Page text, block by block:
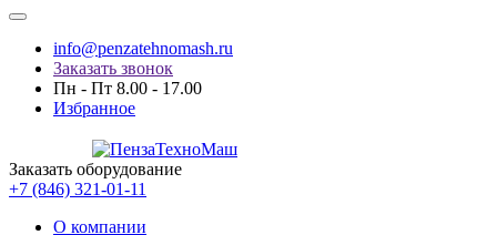
info@penzatehnomash.ru
Заказать звонок
Пн - Пт 8.00 - 17.00
Избранное
Заказать оборудование
+7 (846) 321-01-11
О компании